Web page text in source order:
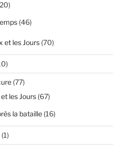
(46)
et les Jours(70)
(77)
les Jours(67)
la bataille(16)
(1)